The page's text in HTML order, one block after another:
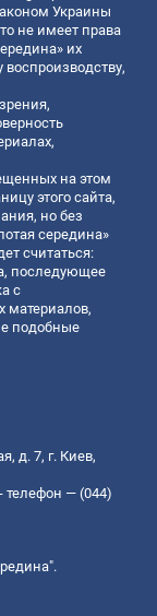
Украины
не имеет права
их
на этом
этого сайта,
но без
середина»
считаться:
последующее
с
материалов,
подобные
д. 7, г. Киев,
телефон — (044)